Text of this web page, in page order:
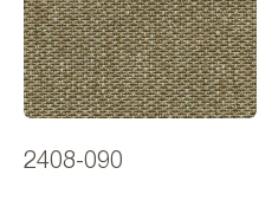
2408-090